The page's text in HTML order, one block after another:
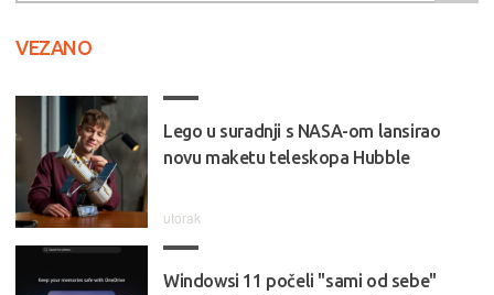
VEZANO
Lego u suradnji s NASA-om lansirao
novu maketu teleskopa Hubble
utorak
Windowsi 11 počeli "sami od sebe"